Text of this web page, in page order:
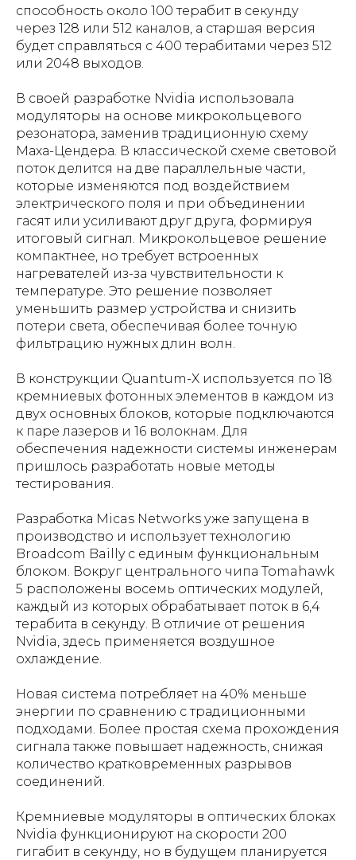
способность около 100 терабит в секунду
через 128 или 512 каналов, а старшая версия
будет справляться с 400 терабитами через 512
или 2048 выходов.
В своей разработке Nvidia использовала
модуляторы на основе микрокольцевого
резонатора, заменив традиционную схему
Маха-Цендера. В классической схеме световой
поток делится на две параллельные части,
которые изменяются под воздействием
электрического поля и при объединении
гасят или усиливают друг друга, формируя
итоговый сигнал. Микрокольцевое решение
компактнее, но требует встроенных
нагревателей из-за чувствительности к
температуре. Это решение позволяет
уменьшить размер устройства и снизить
потери света, обеспечивая более точную
фильтрацию нужных длин волн.
В конструкции Quantum-X используется по 18
кремниевых фотонных элементов в каждом из
двух основных блоков, которые подключаются
к паре лазеров и 16 волокнам. Для
обеспечения надежности системы инженерам
пришлось разработать новые методы
тестирования.
Разработка Micas Networks уже запущена в
производство и использует технологию
Broadcom Bailly с единым функциональным
блоком. Вокруг центрального чипа Tomahawk
5 расположены восемь оптических модулей,
каждый из которых обрабатывает поток в 6,4
терабита в секунду. В отличие от решения
Nvidia, здесь применяется воздушное
охлаждение.
Новая система потребляет на 40% меньше
энергии по сравнению с традиционными
подходами. Более простая схема прохождения
сигнала также повышает надежность, снижая
количество кратковременных разрывов
соединений.
Кремниевые модуляторы в оптических блоках
Nvidia функционируют на скорости 200
гигабит в секунду, но в будущем планируется